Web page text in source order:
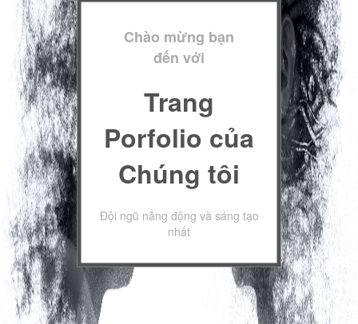
Chào mừng bạn
đến với
Trang
Porfolio của
Chúng tôi
Đội ngũ năng động và sáng tạo
nhất